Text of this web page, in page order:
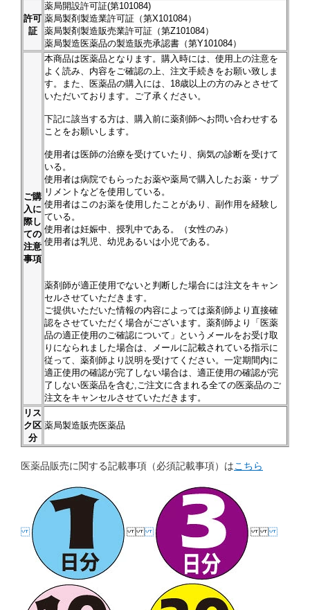
許可
証
薬局開設許可証(第101084)
薬局製剤製造業許可証（第X101084）
薬局製剤製造販売業許可証（第Z101084）
薬局製造医薬品の製造販売承認書（第Y101084）
ご購
入に
際し
ての
注意
事項
本商品は医薬品となります。購入時には、使用上の注意を
よく読み、内容をご確認の上、注文手続きをお願い致しま
す。また、医薬品の購入には、18歳以上の方のみとさせて
いただいております。ご了承ください。
下記に該当する方は、購入前に薬剤師へお問い合わせする
ことをお願いします。
使用者は医師の治療を受けていたり、病気の診断を受けて
いる。
使用者は病院でもらったお薬や薬局で購入したお薬・サプ
リメントなどを使用している。
使用者はこのお薬を使用したことがあり、副作用を経験し
ている。
使用者は妊娠中、授乳中である。（女性のみ）
使用者は乳児、幼児あるいは小児である。
薬剤師が適正使用でないと判断した場合には注文をキャン
セルさせていただきます。
ご提供いただいた情報の内容によっては薬剤師より直接確
認をさせていただく場合がございます。薬剤師より「医薬
品の適正使用のご確認について」というメールをお受け取
りになられました場合は、メールに記載されている指示に
従って、薬剤師より説明を受けてください。一定期間内に
適正使用の確認が完了しない場合は、適正使用の確認が完
了しない医薬品を含む,ご注文に含まれる全ての医薬品のご
注文をキャンセルさせていただきます。
リス
ク区
分
薬局製造販売医薬品
医薬品販売に関する記載事項（必須記載事項）はこちら